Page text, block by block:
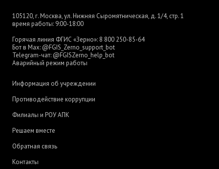
105120, г. Москва, ул. Нижняя Сыромятническая, д. 1/4, стр. 1
время работы: 9:00-18:00
Горячая линия ФГИС «Зерно»: 8 800 250-85-64
Бот в Max: @FGIS_Zerno_support_bot
Telegram-чат: @FGISZerno_help_bot
Аварийный режим работы
Информация об учреждении
Противодействие коррупции
Филиалы и РОУ АПК
Решаем вместе
Обратная связь
Контакты